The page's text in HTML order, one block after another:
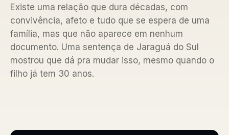
Existe uma relação que dura décadas, com
convivência, afeto e tudo que se espera de uma
família, mas que não aparece em nenhum
documento. Uma sentença de Jaraguá do Sul
mostrou que dá pra mudar isso, mesmo quando o
filho já tem 30 anos.